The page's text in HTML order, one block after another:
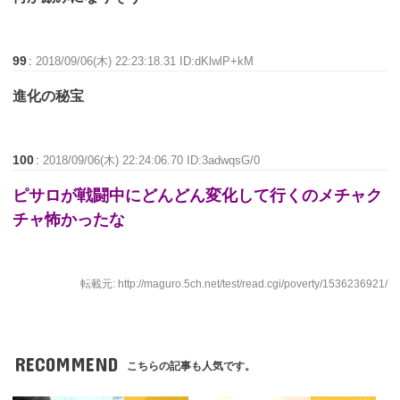
99 :2018/09/06(木) 22:23:18.31 ID:dKlwlP+kM
進化の秘宝
100 :2018/09/06(木) 22:24:06.70 ID:3adwqsG/0
ピサロが戦闘中にどんどん変化して行くのメチャク
チャ怖かったな
転載元: http://maguro.5ch.net/test/read.cgi/poverty/1536236921/
RECOMMEND こちらの記事も人気です。